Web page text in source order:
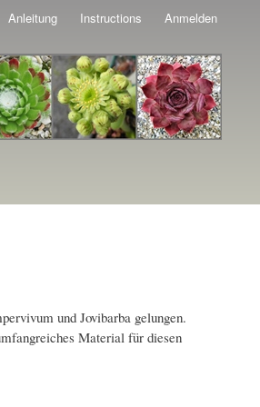
Anleitung Instructions Anmelden
und Jovibarba gelungen.
Material für diesen